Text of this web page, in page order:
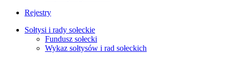
Rejestry
Sołtysi i rady sołeckie
Fundusz sołecki
Wykaz sołtysów i rad sołeckich